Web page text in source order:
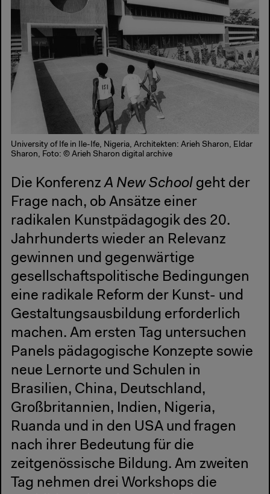
University of Ife in Ile-Ife, Nigeria, Architekten: Arieh Sharon, Eldar
Sharon, Foto: © Arieh Sharon digital archive
Die KonferenzA New School geht der
Frage nach, ob Ansätze einer
radikalen Kunstpädagogik des 20.
Jahrhunderts wieder an Relevanz
gewinnen und gegenwärtige
gesellschaftspolitische Bedingungen
eine radikale Reform der Kunst- und
Gestaltungsausbildung erforderlich
machen. Am ersten Tag untersuchen
Panels pädagogische Konzepte sowie
neue Lernorte und Schulen in
Brasilien, China, Deutschland,
Großbritannien, Indien, Nigeria,
Ruanda und in den USA und fragen
nach ihrer Bedeutung für die
zeitgenössische Bildung. Am zweiten
Tag nehmen drei Workshops die